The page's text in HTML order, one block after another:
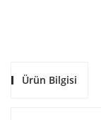
Ürün Bilgisi